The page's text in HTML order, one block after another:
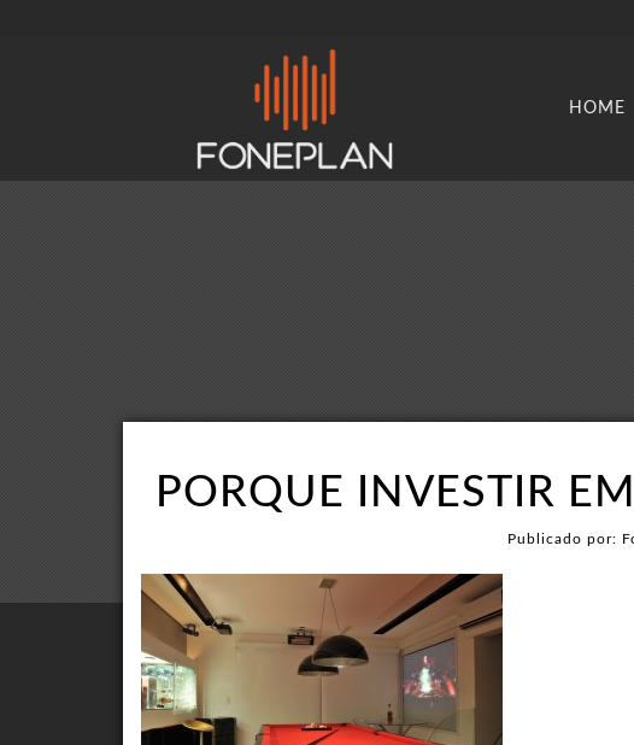
HOME
PORQUE INVESTIR
Publicado por: